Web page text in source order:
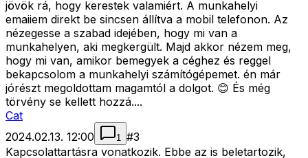
jövök rá, hogy kerestek valamiért. A munkahelyi
emaiiem direkt be sincsen állítva a mobil telefonon. Az
nézegesse a szabad idejében, hogy mi van a
munkahelyen, aki megkergült. Majd akkor nézem meg,
hogy mi van, amikor bemegyek a céghez és reggel
bekapcsolom a munkahelyi számítógépemet. én már
jórészt megoldottam magamtól a dolgot. 😊 És még
törvény se kellett hozzá....
Cat
2024.02.13. 12:00
1 #3
Kapcsolattartásra vonatkozik. Ebbe az is beletartozik,